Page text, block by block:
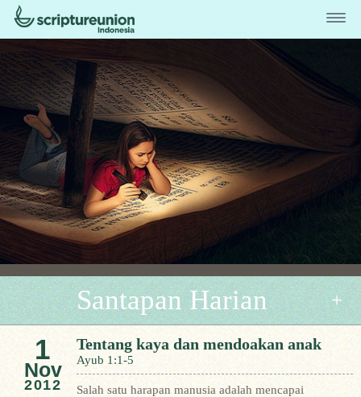
Santapan Harian
1
Nov
2012
Tentang kaya dan mendoakan anak
Ayub 1:1-5
Salah satu harapan manusia adalah mencapai